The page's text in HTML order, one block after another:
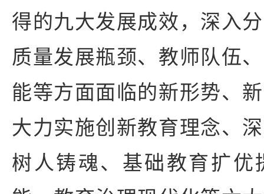
得的九大发展成效，深入
质量发展瓶颈、教师队伍
能等方面面临的新形势、
大力实施创新教育理念、
树人铸魂、基础教育扩优